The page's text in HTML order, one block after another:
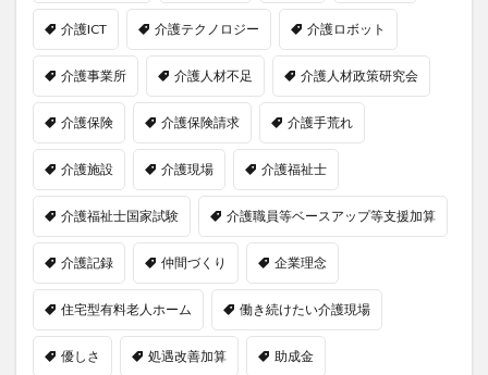
介護ICT 介護テクノロジー 介護ロボット
介護事業所 介護人材不足 介護人材政策研究会
介護保険 介護保険請求 介護手荒れ
介護施設 介護現場 介護福祉士
介護福祉士国家試験 介護職員等ベースアップ等支援加算
介護記録 仲間づくり 企業理念
住宅型有料老人ホーム 働き続けたい介護現場
優しさ 処遇改善加算 助成金